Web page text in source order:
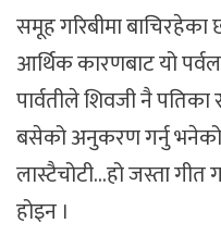
समूह गरिबीमा
आर्थिक कारणबाट यो
पार्वतीले शिवजी नै पतिका
बसेको अनुकरण गर्नु भनेको
लास्टैचोटी…हो जस्ता गीत
होइन ।